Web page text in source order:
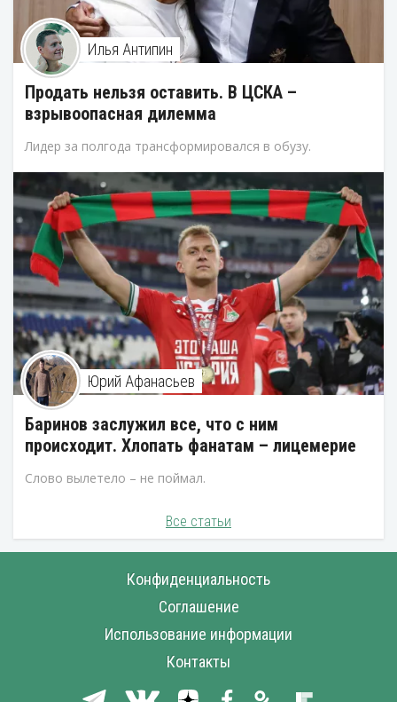
Илья Антипин
Продать нельзя оставить. В ЦСКА –
взрывоопасная дилемма
Лидер за полгода трансформировался в обузу.
Юрий Афанасьев
Баринов заслужил все, что с ним
происходит. Хлопать фанатам – лицемерие
Слово вылетело – не поймал.
Все статьи
Конфиденциальность
Соглашение
Использование информации
Контакты